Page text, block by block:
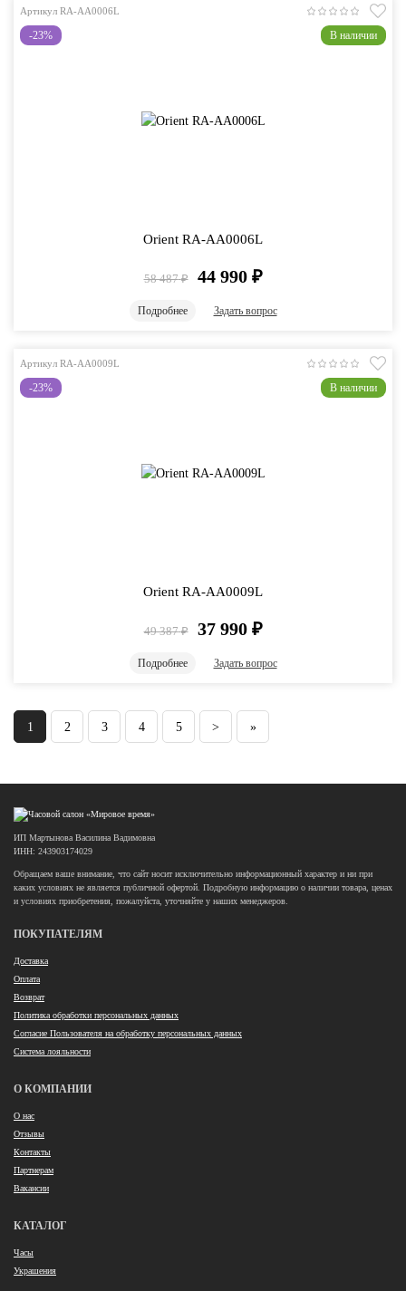
Артикул RA-AA0006L
-23% В наличии
Orient RA-AA0006L
58 487 ₽ 44 990 ₽
Подробнее Задать вопрос
Артикул RA-AA0009L
-23% В наличии
Orient RA-AA0009L
49 387 ₽ 37 990 ₽
Подробнее Задать вопрос
1 2 3 4 5 > »
ИП Мартынова Василина Вадимовна
ИНН: 243903174029
Обращаем ваше внимание, что сайт носит исключительно информационный характер и ни при
каких условиях не является публичной офертой. Подробную информацию о наличии товара, ценах
и условиях приобретения, пожалуйста, уточняйте у наших менеджеров.
ПОКУПАТЕЛЯМ
Доставка
Оплата
Возврат
Политика обработки персональных данных
Согласие Пользователя на обработку персональных данных
Система лояльности
О КОМПАНИИ
О нас
Отзывы
Контакты
Партнерам
Вакансии
КАТАЛОГ
Часы
Украшения